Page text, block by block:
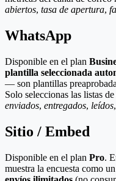
abiertos, tasa de apertura,
WhatsApp
Disponible en el plan
plantilla seleccionada
— son plantillas
Solo seleccionas las listas
enviados, entregados, leídos,
Sitio / Embed
Disponible en el plan Pro.
muestra la encuesta como un